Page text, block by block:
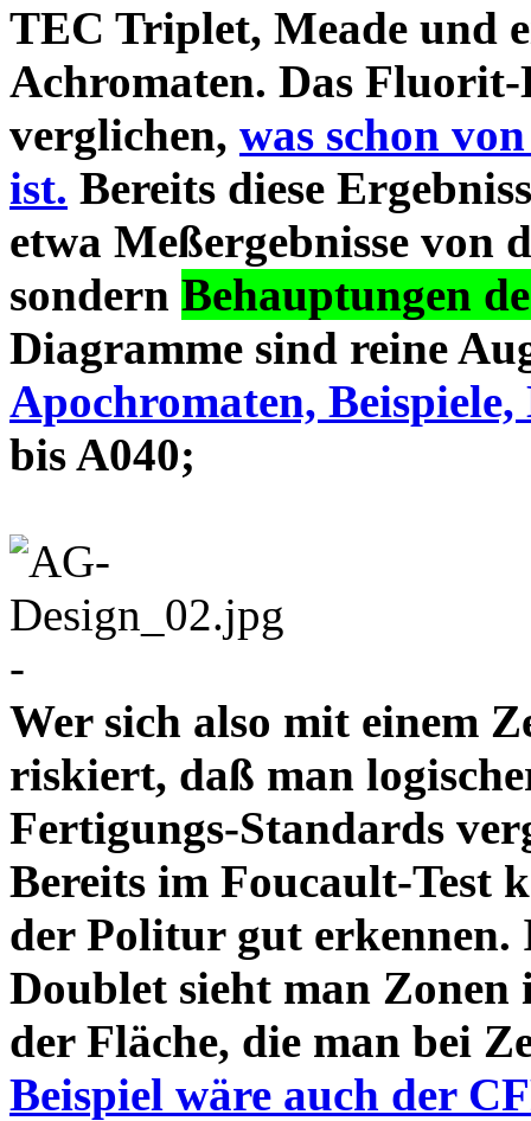
TEC Triplet, Meade und
Achromaten. Das
verglichen, was schon
ist. Bereits diese
etwa Meßergebnisse von
sondern Behauptungen
Diagramme sind reine
Apochromaten, Beispiele,
bis A040;
-
Wer sich also mit einem
riskiert, daß man
Fertigungs-Standards
Bereits im Foucault-Test
der Politur gut
Doublet sieht man Zonen
der Fläche, die man bei
Beispiel wäre auch der